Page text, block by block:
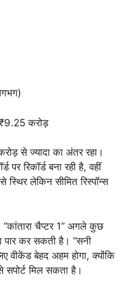
करोड़
से ज्यादा का अंतर रहा।
रिकॉर्ड बना रही है, वहीं
लेकिन सीमित रिस्पॉन्स
“कांतारा चैप्टर 1” अगले कुछ
कर सकती है। “सनी
वीकेंड बेहद अहम होगा, क्योंकि
मिल सकता है।